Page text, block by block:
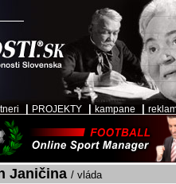
PROJEKTY kampane
Janičina / vláda